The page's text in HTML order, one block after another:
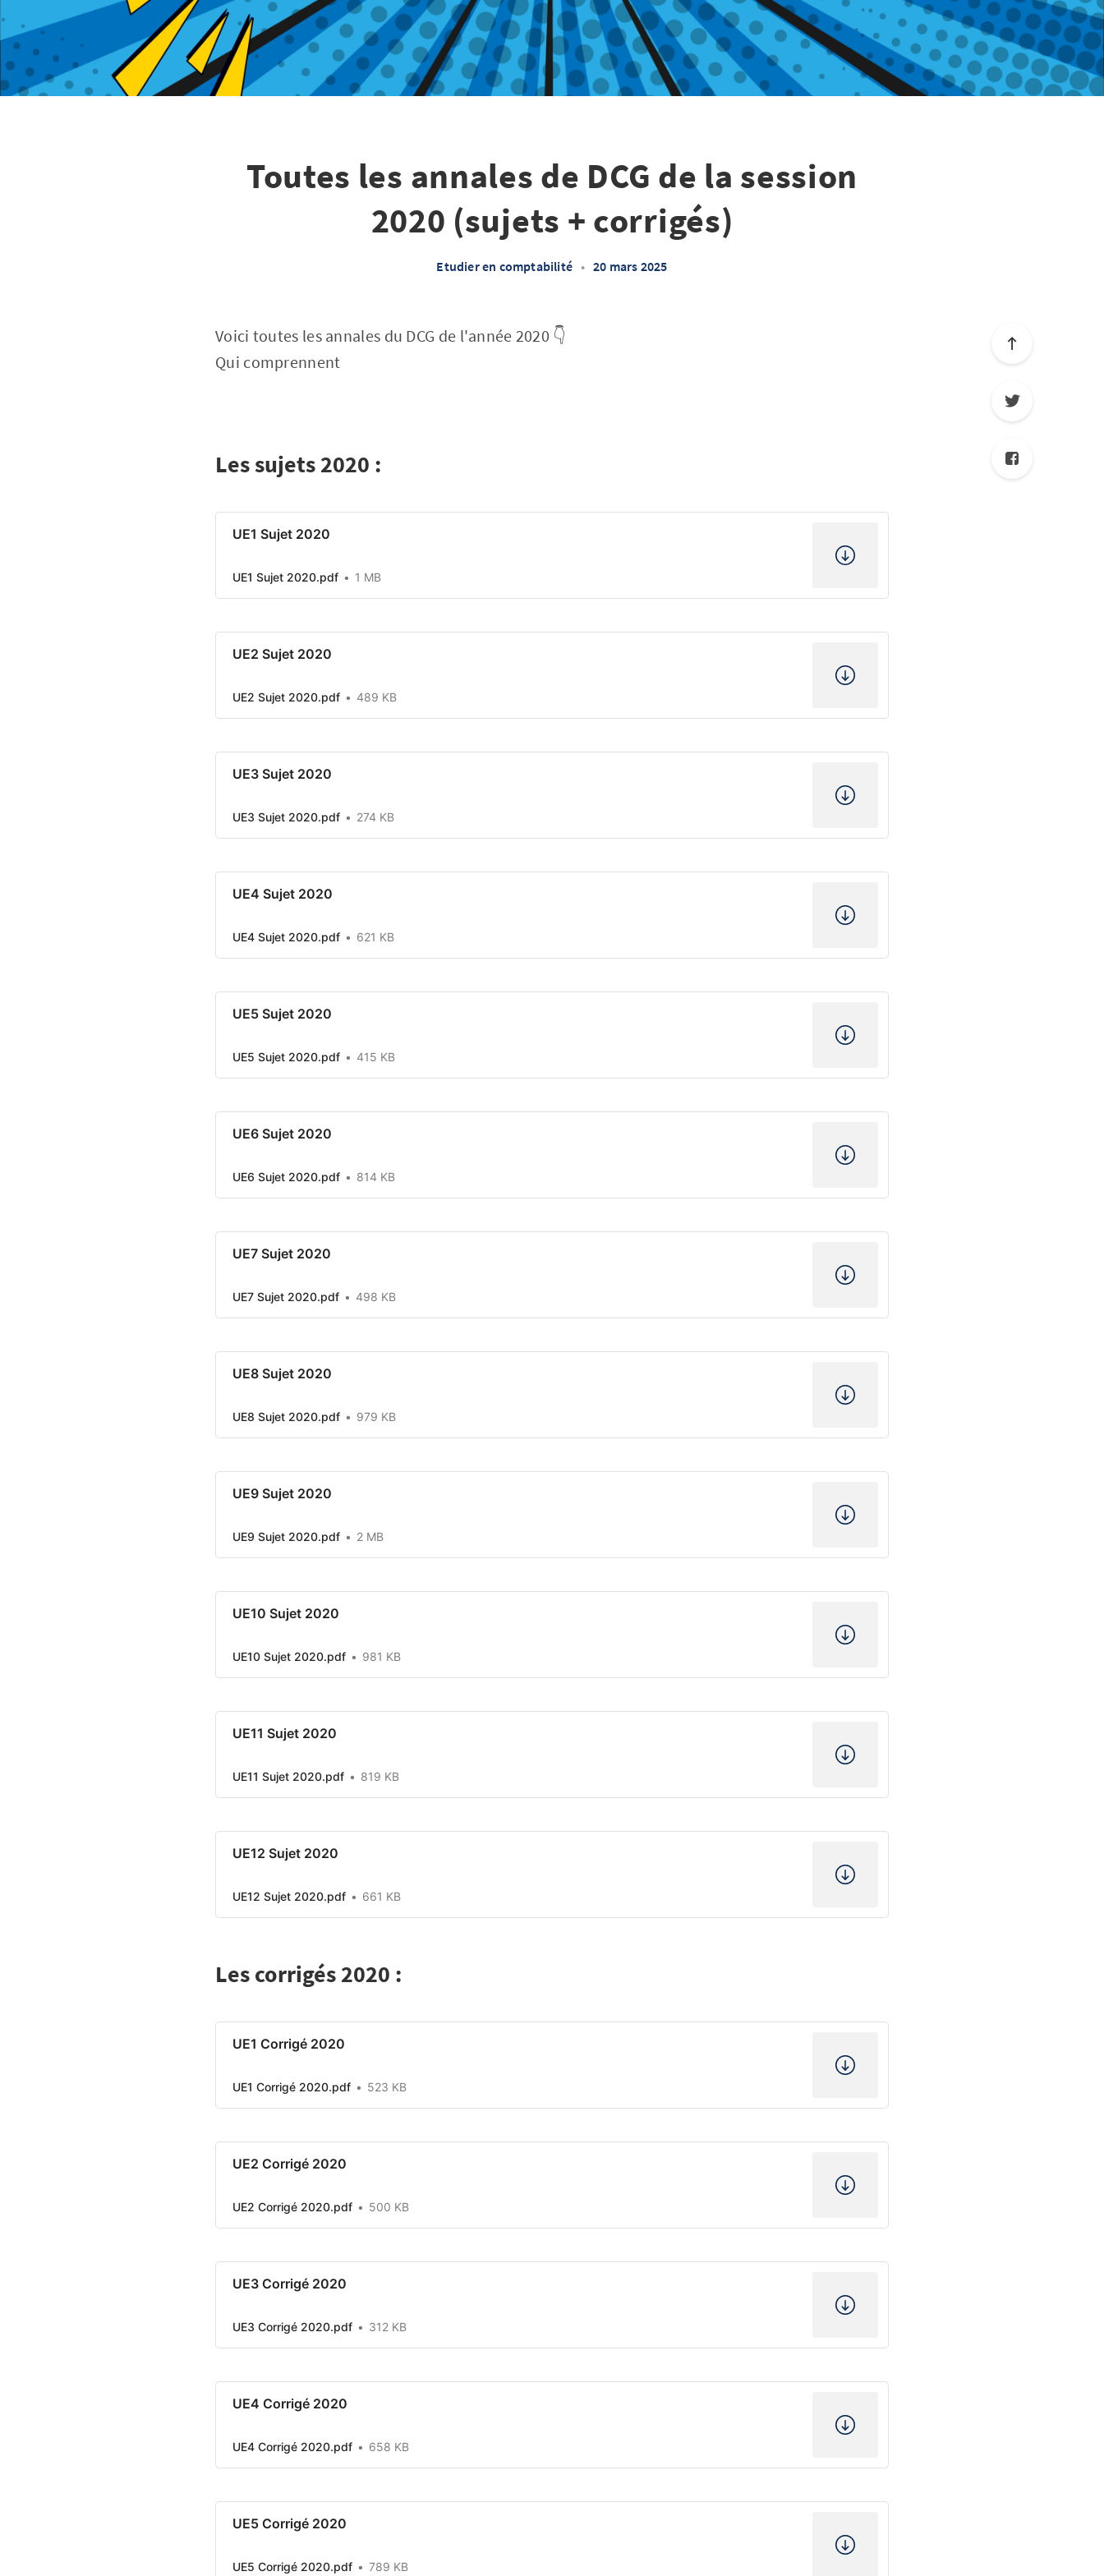
Toutes les annales de DCG de la session
2020 (sujets + corrigés)
Etudier en comptabilité • 20 mars 2025
Voici toutes les annales du DCG de l'année 2020 👇
Qui comprennent
Les sujets 2020 :
UE1 Sujet 2020
UE1 Sujet 2020.pdf 1 MB
UE2 Sujet 2020
UE2 Sujet 2020.pdf 489 KB
UE3 Sujet 2020
UE3 Sujet 2020.pdf 274 KB
UE4 Sujet 2020
UE4 Sujet 2020.pdf 621 KB
UE5 Sujet 2020
UE5 Sujet 2020.pdf 415 KB
UE6 Sujet 2020
UE6 Sujet 2020.pdf 814 KB
UE7 Sujet 2020
UE7 Sujet 2020.pdf 498 KB
UE8 Sujet 2020
UE8 Sujet 2020.pdf 979 KB
UE9 Sujet 2020
UE9 Sujet 2020.pdf 2 MB
UE10 Sujet 2020
UE10 Sujet 2020.pdf 981 KB
UE11 Sujet 2020
UE11 Sujet 2020.pdf 819 KB
UE12 Sujet 2020
UE12 Sujet 2020.pdf 661 KB
Les corrigés 2020 :
UE1 Corrigé 2020
UE1 Corrigé 2020.pdf 523 KB
UE2 Corrigé 2020
UE2 Corrigé 2020.pdf 500 KB
UE3 Corrigé 2020
UE3 Corrigé 2020.pdf 312 KB
UE4 Corrigé 2020
UE4 Corrigé 2020.pdf 658 KB
UE5 Corrigé 2020
UE5 Corrigé 2020.pdf 789 KB